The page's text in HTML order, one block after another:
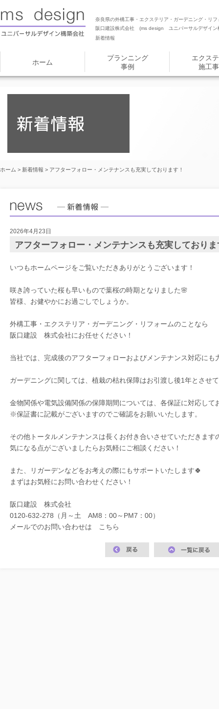
奈良県の外構工事・エクステリア・ガーデニング・リ
阪口建設株式会社 (ms design ユニバーサルデザイン
新着情報
ホーム
プランニング
事例
エクス
施工
ホーム > 新着情報 > アフターフォロー・メンテナンスも充実しております！
2026年4月23日
アフターフォロー・メンテナンスも充実しておりま
いつもホームページをご覧いただきありがとうございます！
咲き誇っていた桜も早いもので葉桜の時期となりました🌸
皆様、お健やかにお過ごしでしょうか。
外構工事・エクステリア・ガーデニング・リフォームのことなら
阪口建設 株式会社にお任せください！
当社では、完成後のアフターフォローおよびメンテナンス対応にも
ガーデニングに関しては、植栽の枯れ保障はお引渡し後1年とさせ
金物関係や電気設備関係の保障期間については、各保証に対応して
※保証書に記載がございますのでご確認をお願いいたします。
その他トータルメンテナンスは長くお付き合いさせていただきます
気になる点がございましたらお気軽にご相談ください！
また、リガーデンなどをお考えの際にもサポートいたします🍀
まずはお気軽にお問い合わせください！
阪口建設 株式会社
0120-632-278（月～土 AM8：00～PM7：00）
メールでのお問い合わせは
こちら